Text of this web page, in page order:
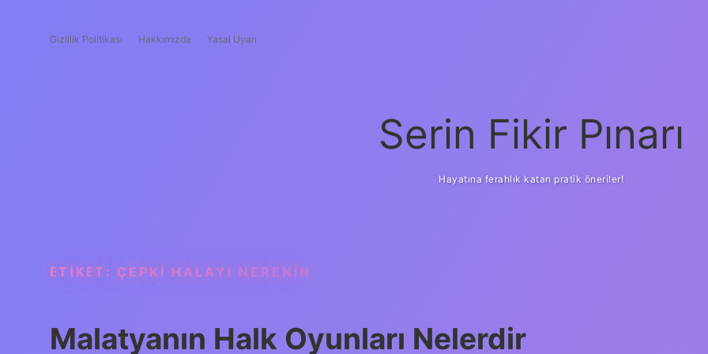
Gizlilik Politikası Hakkımızda Yasal Uyarı
Serin Fikir Pınarı
Hayatına ferahlık katan pratik öneriler!
ETIKET: ÇEPKI HALAYI NERENIN
Malatyanın Halk Oyunları Nelerdir